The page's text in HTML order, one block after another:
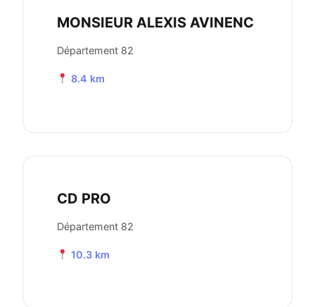
MONSIEUR ALEXIS AVINENC
Département 82
8.4 km
CD PRO
Département 82
10.3 km